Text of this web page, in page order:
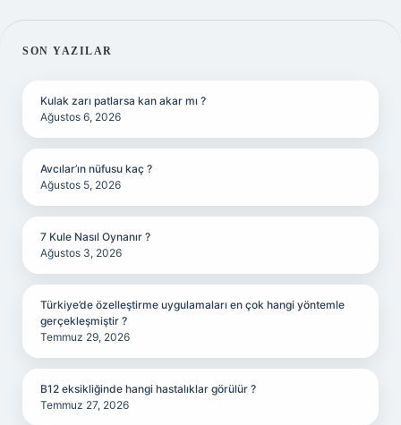
SIDEBAR
SON YAZILAR
Kulak zarı patlarsa kan akar mı ?
Ağustos 6, 2026
Avcılar’ın nüfusu kaç ?
Ağustos 5, 2026
7 Kule Nasıl Oynanır ?
Ağustos 3, 2026
Türkiye’de özelleştirme uygulamaları en çok hangi yöntemle
gerçekleşmiştir ?
Temmuz 29, 2026
B12 eksikliğinde hangi hastalıklar görülür ?
Temmuz 27, 2026